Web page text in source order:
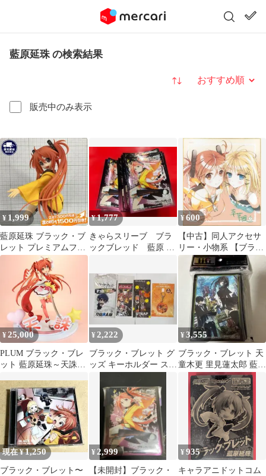
藍原延珠 の検索結果
販売中のみ表示
並び替え
¥ 1,999
藍原延珠 ブラック・ブ
レット プレミアムフィ
ギュア 2015年当時品
¥1,777
きゃらスリーブ ブラ
ックブレッド 藍原 延
¥600
【中古】同人アクセサ
リー・小物系 【ブラッ
ク・ブレット】複製サ
イン入り色紙 藍原延珠
＆ティナ・スプラウト
(花花捲＆草草饅)
C86/Twin Box
¥25,000
PLUM ブラック・ブレ
ット 藍原延珠～天誅ガ
¥ 2,222
ブラック・ブレット グ
ッズ キーホルダー スト
¥3,555
ブラック・ブレット 天
童木更 里見蓮太郎 藍原
延珠 スリーブ
現在 ¥1,250
ブラック・ブレット〜
¥2,999
【未開封】ブラック・
¥935
キャラアニドットコム